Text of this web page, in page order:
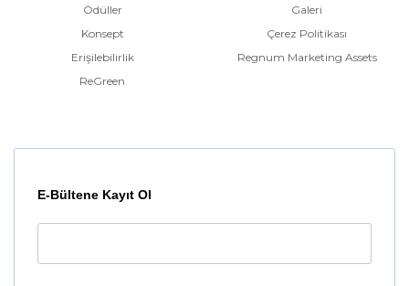
Ödüller
Konsept
Erişilebilirlik
ReGreen
Galeri
Çerez Politikası
Regnum Marketing Assets
E-Bültene Kayıt Ol